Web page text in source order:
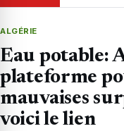
ALGÉRIE
Eau potable:
plateforme
mauvaises
voici le lien